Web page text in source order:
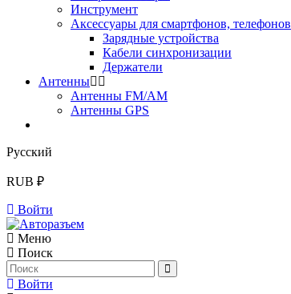
Инструмент
Аксессуары для смартфонов, телефонов
Зарядные устройства
Кабели синхронизации
Держатели
Антенны
Антенны FM/AM
Антенны GPS
Русский
RUB ₽
Войти
Меню
Поиск
Войти